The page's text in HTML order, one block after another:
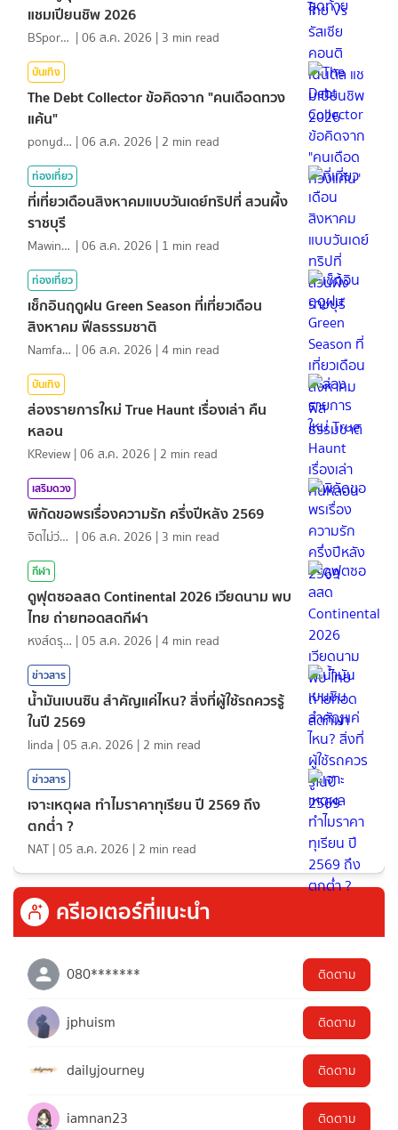
แชมเปียนชิพ 2026
BSports8 |06 ส.ค. 2026 | 3 min read
บันเทิง
The Debt Collector ข้อคิดจาก "คนเดือดทวง
แค้น"
ponydiary |06 ส.ค. 2026 | 2 min read
ท่องเที่ยว
ที่เที่ยวเดือนสิงหาคมแบบวันเดย์ทริปที่ สวนผึ้ง
ราชบุรี
MawinMatravel |06 ส.ค. 2026 | 1 min read
ท่องเที่ยว
เช็กอินฤดูฝน Green Season ที่เที่ยวเดือน
สิงหาคม ฟีลธรรมชาติ
NamfahPhupha |06 ส.ค. 2026 |4 min read
บันเทิง
ส่องรายการใหม่ True Haunt เรื่องเล่า คืน
หลอน
KReview |06 ส.ค. 2026 | 2 min read
เสริมดวง
พิกัดขอพรเรื่องความรัก ครึ่งปีหลัง 2569
จิตไม่ว่าง |06 ส.ค. 2026 | 3 min read
กีฬา
ดูฟุตซอลสด Continental 2026 เวียดนาม พบ
ไทย ถ่ายทอดสดกีฬา
หงส์ดรุณ |05 ส.ค. 2026 |4 min read
ข่าวสาร
น้ำมันเบนซิน สำคัญแค่ไหน? สิ่งที่ผู้ใช้รถควรรู้
ในปี 2569
linda |05 ส.ค. 2026 | 2 min read
ข่าวสาร
เจาะเหตุผล ทำไมราคาทุเรียน ปี 2569 ถึง
ตกต่ำ ?
NAT |05 ส.ค. 2026 | 2 min read
ครีเอเตอร์ที่แนะนำ
080******* ติดตาม
jphuism ติดตาม
dailyjourney ติดตาม
iamnan23 ติดตาม